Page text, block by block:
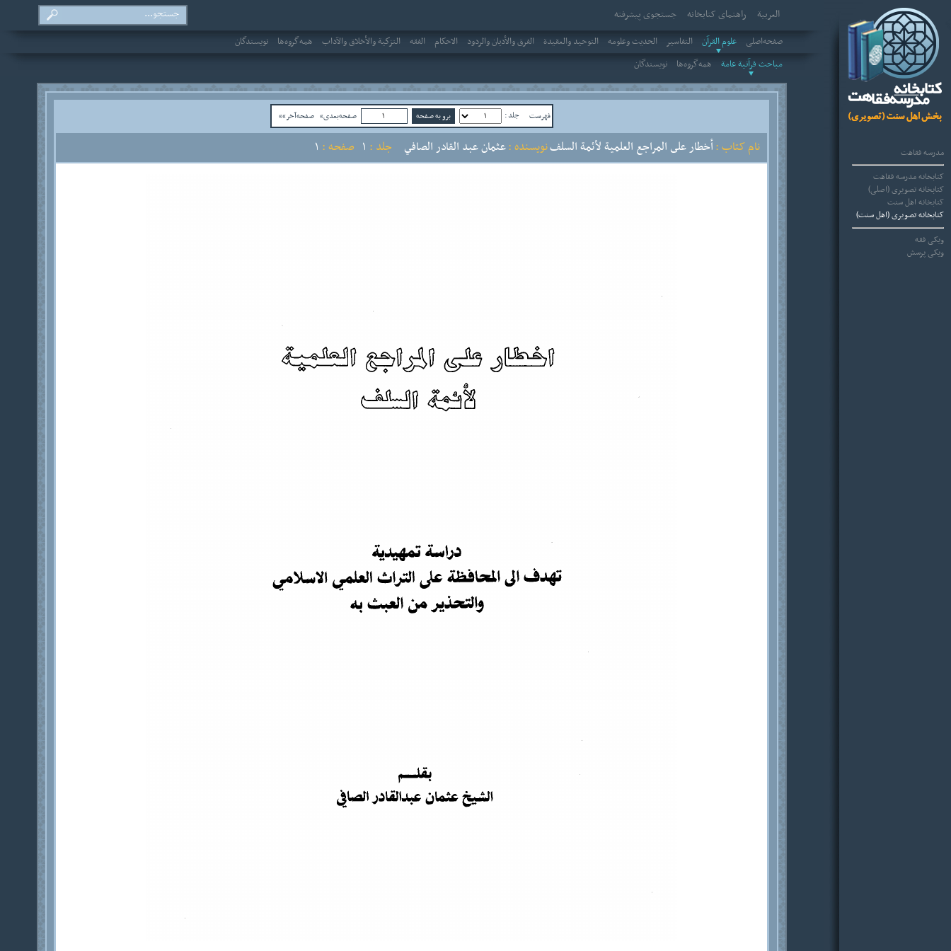
مدرسه فقاهت
کتابخانه مدرسه فقاهت
کتابخانه تصویری (اصلی)
کتابخانه اهل سنت
کتابخانه تصویری (اهل سنت)
ویکی فقه
ویکی پرسش
العربیة راهنمای کتابخانه
جستجوی پیشرفته
صفحه‌اصلی علوم القرآن التفاسير الحديث وعلومه التوحيد والعقيدة الفرق والأديان والردود الاحکام الفقه التزكية والأخلاق والآداب همه‌گروه‌ها
نویسندگان
مباحث قرآنية عامة
همه‌گروه‌ها نویسندگان
فهرست جلد : صفحه‌بعدی» صفحه‌آخر»»
نام کتاب :أخطار على المراجع العلمية لأئمة السلفنویسنده :عثمان عبد القادر الصافي جلد : صفحه :